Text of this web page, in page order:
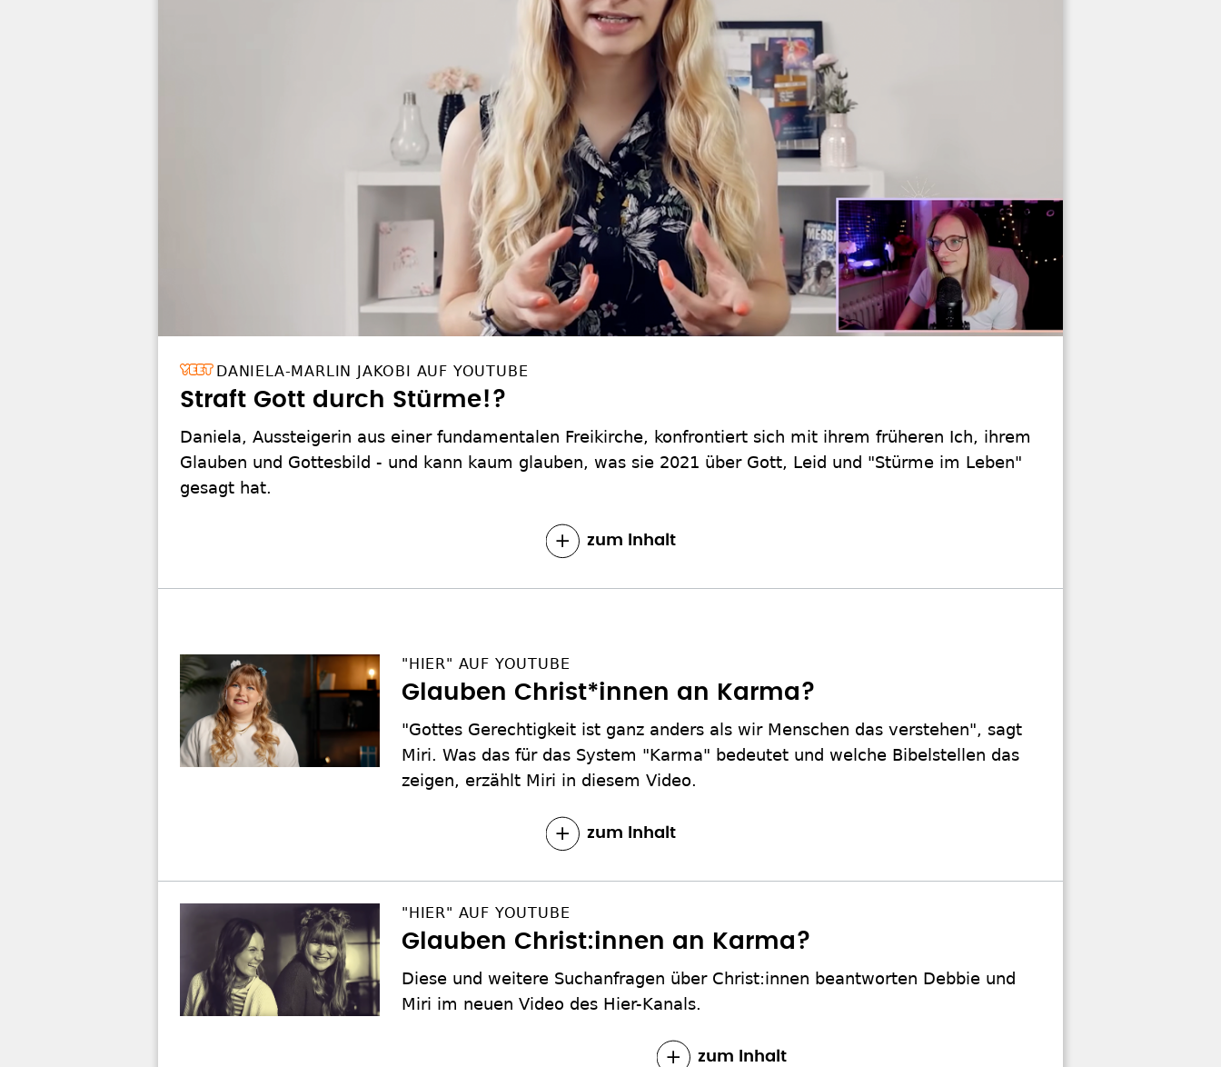
DANIELA-MARLIN JAKOBI AUF YOUTUBE
Straft Gott durch Stürme!?
Daniela, Aussteigerin aus einer fundamentalen Freikirche, konfrontiert sich mit ihrem früheren Ich, ihrem
Glauben und Gottesbild - und kann kaum glauben, was sie 2021 über Gott, Leid und "Stürme im Leben"
gesagt hat.
zum Inhalt
"HIER" AUF YOUTUBE
Glauben Christ*innen an Karma?
"Gottes Gerechtigkeit ist ganz anders als wir Menschen das verstehen", sagt
Miri. Was das für das System "Karma" bedeutet und welche Bibelstellen das
zeigen, erzählt Miri in diesem Video.
zum Inhalt
"HIER" AUF YOUTUBE
Glauben Christ:innen an Karma?
Diese und weitere Suchanfragen über Christ:innen beantworten Debbie und
Miri im neuen Video des Hier-Kanals.
zum Inhalt